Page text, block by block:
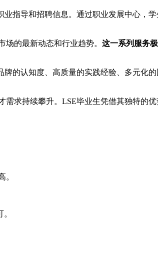
指导和招聘信息。通过职业发展中心，
的最新动态和行业趋势。 这一系列服务
的认知度、高质量的实践经验、多元化
求持续攀升。LSE毕业生凭借其独特的
。